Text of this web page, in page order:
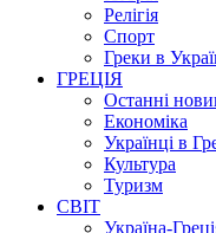
Релігія
Спорт
Греки в
ГРЕЦІЯ
Останні
Економіка
Українці в
Культура
Туризм
СВІТ
Україна-